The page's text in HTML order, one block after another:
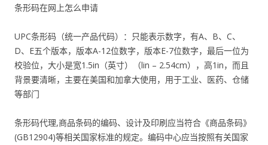
条形码在网上怎么申请
UPC条形码（统一产品代码）：只能表示数字，有A、B、C、
D、E五个版本，版本A-12位数字，版本E-7位数字，最后一位为
校验位，大小是宽1.5in（英寸）（lin – 2.54cm），高1in，而且
背景要清晰，主要在美国和加拿大使用，用于工业、医药、仓储
等部门
条形码代理,商品条码的编码、设计及印刷应当符合《商品条码》
(GB12904)等相关国家标准的规定。编码中心应当按照有关国家